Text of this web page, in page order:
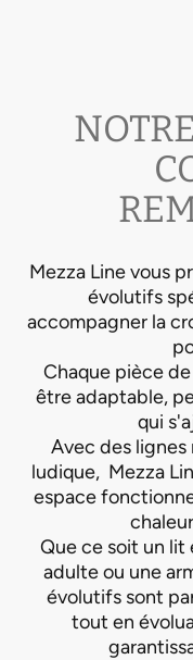
Mezza Line vous
évolutifs
accompagner la
Chaque pièce
être adaptable,
qui
Avec des
ludique, Mezza
espace
Que ce soit un lit
adulte ou une
évolutifs sont
tout en